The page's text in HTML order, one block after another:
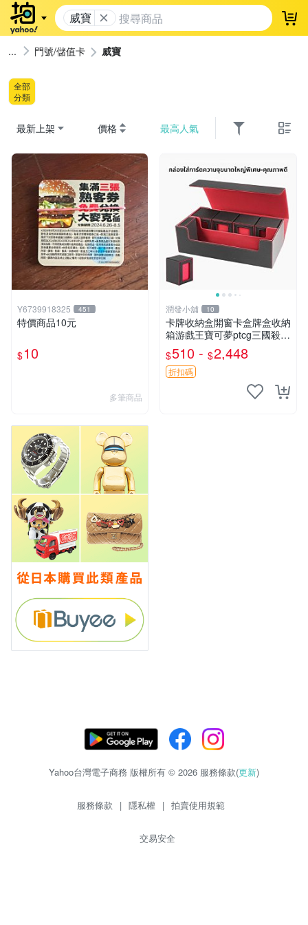
威寶 登
門號/儲值卡 威寶
全部
分類
最新上架 價格 最高人氣
Y6739918325 451
特價商品10元
$10
多筆商品
潤發小舖 10
卡牌收納盒開窗卡盒牌盒收納
箱游戲王寶可夢ptcg三國殺海
賊王dtcg
$510 - $2,448
折扣碼
Yahoo台灣電子商務 版權所有 © 2026 服務條款(更新)
服務條款 | 隱私權 | 拍賣使用規範
交易安全